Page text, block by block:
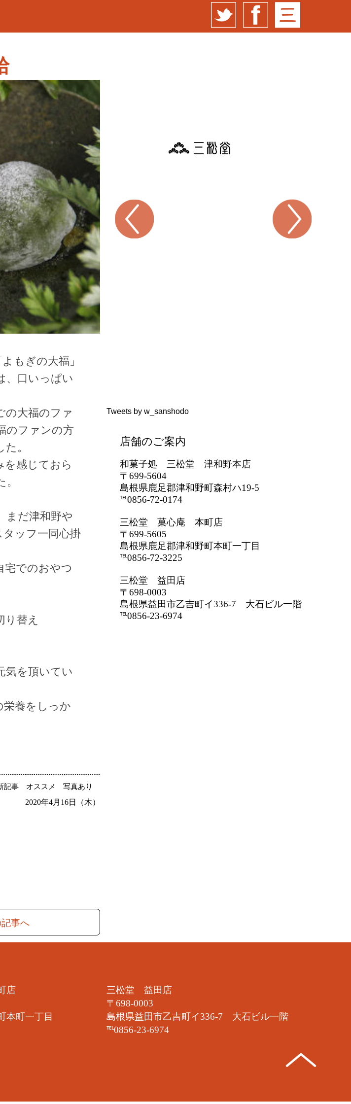
もぎの大福」
、口いっぱい
の大福のファ
のファンの方
。
を感じておら
まだ津和野や
ッフ一同心掛
宅でのおやつ
替え
気を頂いてい
栄養をしっか
記事 オススメ 写真あり
2020年4月16日（木）
事へ
Tweets by w_sanshodo
店舗のご案内
和菓子処 三松堂 津和野本店
〒699-5604
島根県鹿足郡津和野町森村ハ19-5
℡0856-72-0174
三松堂 菓心庵 本町店
〒699-5605
島根県鹿足郡津和野町本町一丁目
℡0856-72-3225
三松堂 益田店
〒698-0003
島根県益田市乙吉町イ336-7 大石ビル一階
℡0856-23-6974
店
本町一丁目
三松堂 益田店
〒698-0003
島根県益田市乙吉町イ336-7 大石ビル一階
℡0856-23-6974